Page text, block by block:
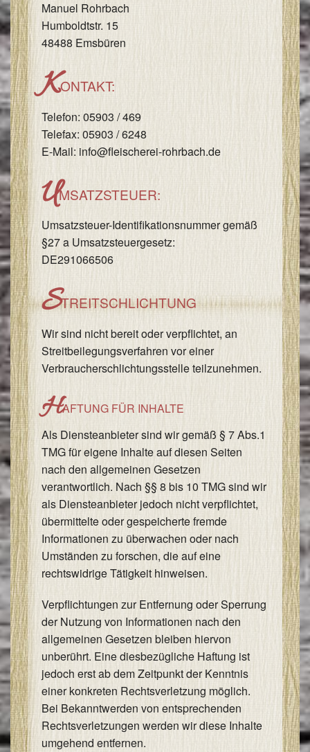
&
Manuel Rohrbach
Humboldtstr. 15
48488 Emsbüren
KONTAKT:
Telefon: 05903 / 469
Telefax: 05903 / 6248
E-Mail: info@fleischerei-rohrbach.de
UMSATZSTEUER:
Umsatzsteuer-Identifikationsnummer gemäß
§27 a Umsatzsteuergesetz:
DE291066506
STREITSCHLICHTUNG
Wir sind nicht bereit oder verpflichtet, an
Streitbeilegungsverfahren vor einer
Verbraucherschlichtungsstelle teilzunehmen.
HAFTUNG FÜR INHALTE
Als Diensteanbieter sind wir gemäß § 7 Abs.1
TMG für eigene Inhalte auf diesen Seiten
nach den allgemeinen Gesetzen
verantwortlich. Nach §§ 8 bis 10 TMG sind wir
als Diensteanbieter jedoch nicht verpflichtet,
übermittelte oder gespeicherte fremde
Informationen zu überwachen oder nach
Umständen zu forschen, die auf eine
rechtswidrige Tätigkeit hinweisen.
Verpflichtungen zur Entfernung oder Sperrung
der Nutzung von Informationen nach den
allgemeinen Gesetzen bleiben hiervon
unberührt. Eine diesbezügliche Haftung ist
jedoch erst ab dem Zeitpunkt der Kenntnis
einer konkreten Rechtsverletzung möglich.
Bei Bekanntwerden von entsprechenden
Rechtsverletzungen werden wir diese Inhalte
umgehend entfernen.